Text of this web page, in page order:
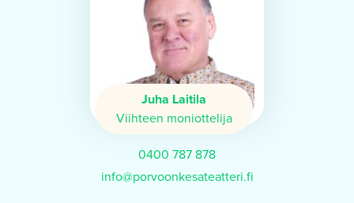
Juha Laitila
Viihteen moniottelija
0400 787 878
info@porvoonkesateatteri.fi